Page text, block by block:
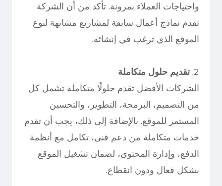
واحتياجات العملاء بمرونة. تأكد من أن الشركة
تقدم نماذج أعمال سابقة لمشاريع مشابهة لنوع
الموقع الذي ترغب في إنشائه.
2. تقديم حلول متكاملة
الشركات الأفضل تقدم حلولًا متكاملة تشمل كل
من التصميم، البرمجة، التطوير، والتحسين
المستمر للموقع. بالإضافة إلى ذلك، يجب أن تقدم
خدمات متكاملة من دعم فني، تكامل مع أنظمة
الدفع، وإدارة المحتوى، لضمان تشغيل الموقع
بشكل فعال ودون انقطاع.